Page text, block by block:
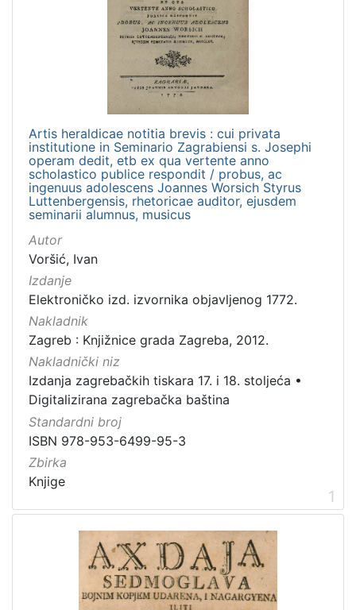
Knjižnice grada Zagreba
latinski
Mjesto
izdanja
Zagreb
Digitalizirana zagrebačka baština
Artis heraldicae notitia brevis : cui privata
institutione in Seminario Zagrabiensi s. Josephi
operam dedit, etb ex qua vertente anno
scholastico publice respondit / probus, ac
ingenuus adolescens Joannes Worsich Styrus
Luttenbergensis, rhetoricae auditor, ejusdem
seminarii alumnus, musicus
Autor
Voršić, Ivan
Izdanje
Elektroničko izd. izvornika objavljenog 1772.
Nakladnik
Zagreb : Knjižnice grada Zagreba, 2012.
Nakladnički niz
Izdanja zagrebačkih tiskara 17. i 18. stoljeća •
Digitalizirana zagrebačka baština
Standardni broj
ISBN 978-953-6499-95-3
Zbirka
Knjige
1